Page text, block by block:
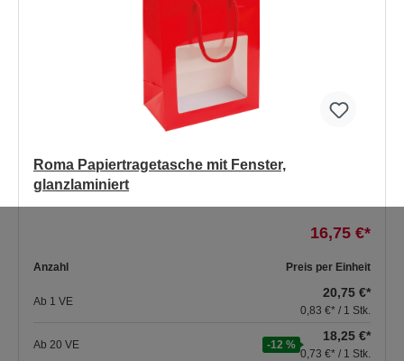
Roma Papiertragetasche mit Fenster,
glanzlaminiert
16,75 €*
Anzahl Preis per Einheit
Ab 1 VE
20,75 €*
0,83 €* / 1 Stk.
Ab 20 VE -12 %
18,25 €*
0,73 €* / 1 Stk.